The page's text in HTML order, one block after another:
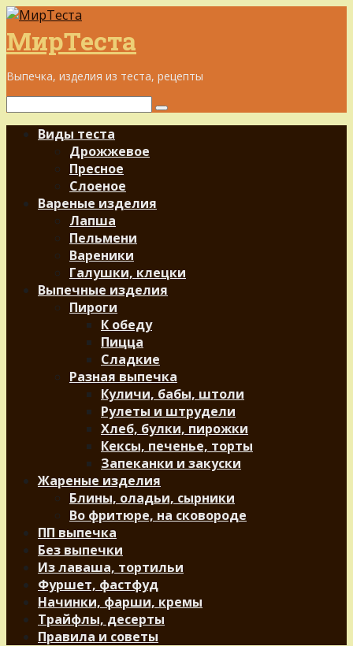
Перейти
к
контенту
МирТеста
Выпечка, изделия из теста, рецепты
Поиск:
Виды теста
Дрожжевое
Пресное
Слоеное
Вареные изделия
Лапша
Пельмени
Вареники
Галушки, клецки
Выпечные изделия
Пироги
К обеду
Пицца
Сладкие
Разная выпечка
Куличи, бабы, штоли
Рулеты и штрудели
Хлеб, булки, пирожки
Кексы, печенье, торты
Запеканки и закуски
Жареные изделия
Блины, оладьи, сырники
Во фритюре, на сковороде
ПП выпечка
Без выпечки
Из лаваша, тортильи
Фуршет, фастфуд
Начинки, фарши, кремы
Трайфлы, десерты
Правила и советы